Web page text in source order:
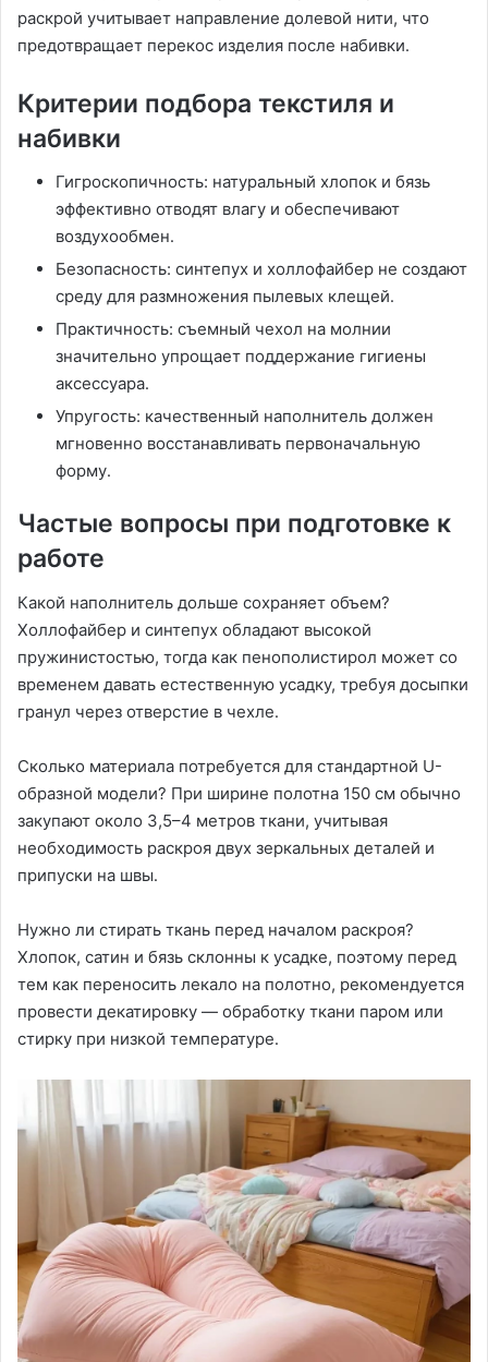
раскрой учитывает направление долевой нити, что
предотвращает перекос изделия после набивки․
Критерии подбора текстиля и
набивки
Гигроскопичность: натуральный хлопок и бязь
эффективно отводят влагу и обеспечивают
воздухообмен․
Безопасность: синтепух и холлофайбер не создают
среду для размножения пылевых клещей․
Практичность: съемный чехол на молнии
значительно упрощает поддержание гигиены
аксессуара․
Упругость: качественный наполнитель должен
мгновенно восстанавливать первоначальную
форму․
Частые вопросы при подготовке к
работе
Какой наполнитель дольше сохраняет объем?
Холлофайбер и синтепух обладают высокой
пружинистостью, тогда как пенополистирол может со
временем давать естественную усадку, требуя досыпки
гранул через отверстие в чехле․
Сколько материала потребуется для стандартной U-
образной модели? При ширине полотна 150 см обычно
закупают около 3,5–4 метров ткани, учитывая
необходимость раскроя двух зеркальных деталей и
припуски на швы․
Нужно ли стирать ткань перед началом раскроя?
Хлопок, сатин и бязь склонны к усадке, поэтому перед
тем как переносить лекало на полотно, рекомендуется
провести декатировку — обработку ткани паром или
стирку при низкой температуре․